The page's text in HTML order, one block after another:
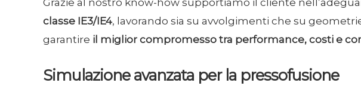
Grazie al nostro know-how supportiamo il cliente
classe IE3/IE4, lavorando sia su avvolgimenti che su
garantire il miglior compromesso tra performance, costi e
Simulazione avanzata per la pressofusione